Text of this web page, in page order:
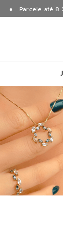
Parcele até 8